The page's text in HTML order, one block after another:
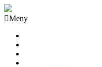
Meny